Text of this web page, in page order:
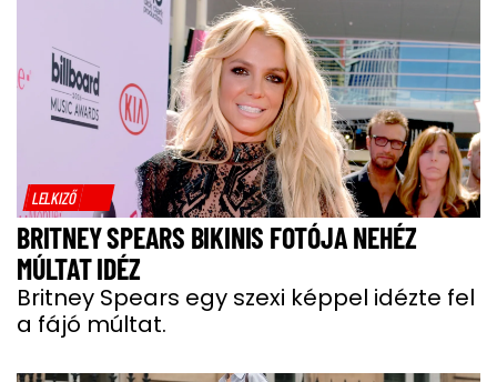
LELKIZŐ
BRITNEY SPEARS BIKINIS FOTÓJA NEHÉZ
MÚLTAT IDÉZ
Britney Spears egy szexi képpel idézte fel
a fájó múltat.